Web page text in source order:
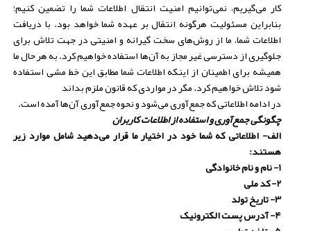
کار می‌گیریم، نمی‌توانیم امنیت انتقال اطلاعات شما را تضمین کنیم؛
بنابراین مسئولیت هرگونه انتقال بر عهده شما خواهد بود. با دریافت
اطلاعات شما، ما از روش‌های سخت گیرانه و امنیتی در جهت تلاش برای
جلوگیری از دسترسی غیر مجاز به آن‌ها استفاده خواهیم کرد. به هر حال ما
همیشه برای اطمینان از اینکه اطلاعات شما مطابق این خط مشی استفاده
شود تلاش خواهیم کرد. مگر در مواردی که قانون ملزم بداند
در ادامه اطلاعاتی که جمع‌آوری می‌شود و نحوه جمع‌آوری آن‌ها آمده است.
چگونگی جمع‌آوری و استفاده از اطلاعات کاربران
الف- اطلاعاتی که شما خود در اختیار ما قرار می‌دهید شامل موارد زیر
هستند:
1- نام و نام خانوادگی
2- کد ملی
3- تاریخ تولد
4- آدرس پست الکترونیک